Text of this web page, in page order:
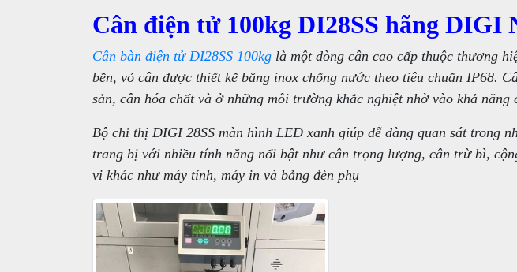
Cân điện tử 100kg DI28SS hãng DIGI
Cân bàn điện tử DI28SS 100kg là một dòng cân cao cấp thuộc thương
bền, vỏ cân được thiết kế bằng inox chống nước theo tiêu chuẩn IP68.
sản, cân hóa chất và ở những môi trường khắc nghiệt nhờ vào khả năng
Bộ chỉ thị DIGI 28SS màn hình LED xanh giúp dễ dàng quan sát trong
trang bị với nhiều tính năng nổi bật như cân trọng lượng, cân trừ bì,
vi khác như máy tính, máy in và bảng đèn phụ